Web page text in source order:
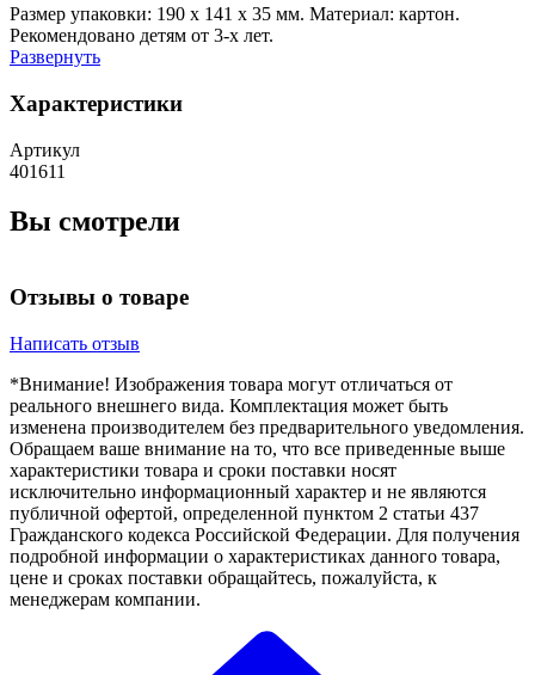
Размер упаковки: 190 х 141 х 35 мм. Материал: картон.
Рекомендовано детям от 3-х лет.
Развернуть
Характеристики
Артикул
401611
Вы смотрели
Отзывы о товаре
Написать отзыв
*Внимание! Изображения товара могут отличаться от
реального внешнего вида. Комплектация может быть
изменена производителем без предварительного уведомления.
Обращаем ваше внимание на то, что все приведенные выше
характеристики товара и сроки поставки носят
исключительно информационный характер и не являются
публичной офертой, определенной пунктом 2 статьи 437
Гражданского кодекса Российской Федерации. Для получения
подробной информации о характеристиках данного товара,
цене и сроках поставки обращайтесь, пожалуйста, к
менеджерам компании.